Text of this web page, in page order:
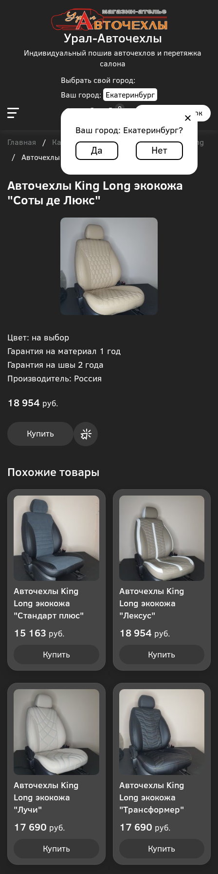
Выбрать свой город:
Ваш город: Екатеринбург
Ваш город: Екатеринбург?
Да Нет
Урал-Авточехлы
Индивидуальный пошив авточехлов и перетяжка
салона
Заказать звонок
Главная / Каталог чехлов / Автобус / King Long
/
Авточехлы King Long экокожа "Соты де Люкс"
Авточехлы King Long экокожа
"Соты де Люкс"
Цвет: на выбор
Гарантия на материал 1 год
Гарантия на швы 2 года
Производитель: Россия
18 954 руб.
Купить
Похожие товары
Авточехлы King
Long экокожа
"Стандарт плюс"
15 163 руб.
Купить
Авточехлы King
Long экокожа
"Лексус"
18 954 руб.
Купить
Авточехлы King
Long экокожа
"Лучи"
17 690 руб.
Купить
Авточехлы King
Long экокожа
"Трансформер"
17 690 руб.
Купить